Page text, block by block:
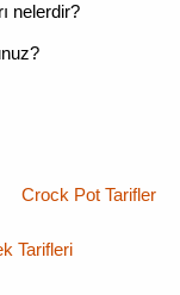
nelerdir?
Crock Pot Tarifler
Tarifleri